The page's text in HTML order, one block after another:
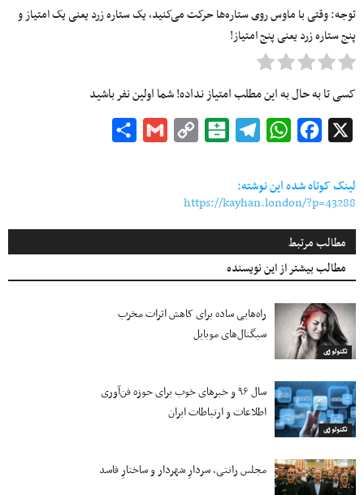
توجه: وقتی با ماوس روی ستاره‌ها حرکت می‌کنید، یک ستاره زرد یعنی یک امتیاز و
پنج ستاره زرد یعنی پنج امتیاز!
کسی تا به حال به این مطلب امتیاز نداده! شما اولین نفر باشید
Facebook
WhatsApp
Telegram
Balatarin
Copy
Gmail
لینک کوتاه شده این نوشته:
https://kayhan.london/?p=43288
مطالب مرتبط
مطالب بیشتر از این نویسنده
تکنولوژی
راه‌هایی ساده برای کاهش اثرات مخرب
سیگنال‌های موبایل
تکنولوژی
سال ۹۶ و خبرهای خوب برای حوزه فن‌آوری
اطلاعات و ارتباطات ایران
مجلس رانتی، سردارِ شهردار و ساختارِ فاسد